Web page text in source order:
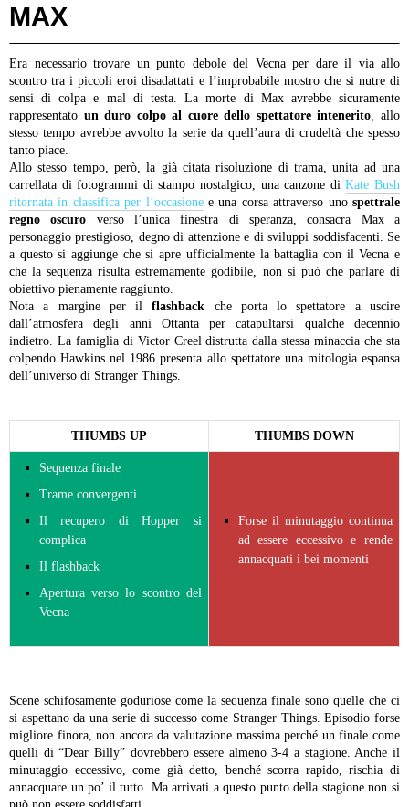
MAX
Era necessario trovare un punto debole del Vecna per dare il via allo
scontro tra i piccoli eroi disadattati e l’improbabile mostro che si nutre di
sensi di colpa e mal di testa. La morte di Max avrebbe sicuramente
rappresentato un duro colpo al cuore dello spettatore intenerito , allo
stesso tempo avrebbe avvolto la serie da quell’aura di crudeltà che spesso
tanto piace.
Allo stesso tempo, però, la già citata risoluzione di trama, unita ad una
carrellata di fotogrammi di stampo nostalgico, una canzone diKate Bush
ritornata in classifica per l’occasionee una corsa attraverso unospettrale
regno oscuro verso l’unica finestra di speranza, consacra Max a
personaggio prestigioso, degno di attenzione e di sviluppi soddisfacenti. Se
a questo si aggiunge che si apre ufficialmente la battaglia con il Vecna e
che la sequenza risulta estremamente godibile, non si può che parlare di
obiettivo pienamente raggiunto.
Nota a margine per ilflashback che porta lo spettatore a uscire
dall’atmosfera degli anni Ottanta per catapultarsi qualche decennio
indietro. La famiglia di Victor Creel distrutta dalla stessa minaccia che sta
colpendo Hawkins nel 1986 presenta allo spettatore una mitologia espansa
dell’universo di Stranger Things.
THUMBS UP THUMBS DOWN
Sequenza finale
Trame convergenti
Il recupero di Hopper si
complica
Il flashback
Apertura verso lo scontro del
Vecna
Forse il minutaggio continua
ad essere eccessivo e rende
annacquati i bei momenti
Scene schifosamente goduriose come la sequenza finale sono quelle che ci
si aspettano da una serie di successo come Stranger Things. Episodio forse
migliore finora, non ancora da valutazione massima perché un finale come
quelli di “Dear Billy” dovrebbero essere almeno 3-4 a stagione. Anche il
minutaggio eccessivo, come già detto, benché scorra rapido, rischia di
annacquare un po’ il tutto. Ma arrivati a questo punto della stagione non si